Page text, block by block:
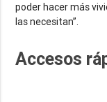
poder hacer más
las necesitan”.
Accesos